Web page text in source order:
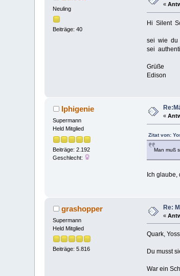
Neuling
Beiträge: 40
«
Hi Silent
sei wie du
sei
Grüße
Edison
Iphigenie
Supermann
Held Mitglied
Beiträge: 2.192
Geschlecht:
«
Zitat von:
Man muß
Ich
grashopper
Supermann
Held Mitglied
Beiträge: 5.816
Re:
«
Quark,
Du musst
War ein